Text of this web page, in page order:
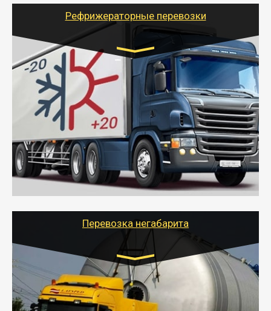
для погрузочно-разгрузочных работ при перевозке.
Рефрижераторные перевозки
Транспорт:
Газель (1,5 и 3 тонны), Бычок, Еврофура от 5 до
10 тонн
от 6000 руб.
- Рефрижераторные перевозки грузов с
соблюдением температурного режима, работающим
термописцем, санитарной обработкой кузова и мед.
книжкой у водителя.
- Тайгер Логистик поможет быстро перевезти
скоропортящиеся продукты в любой город России с
Перевозка негабарита
Цена за км. Рассчитывается
индивидуально